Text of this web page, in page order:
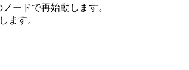
ードで再始動します。
ます。